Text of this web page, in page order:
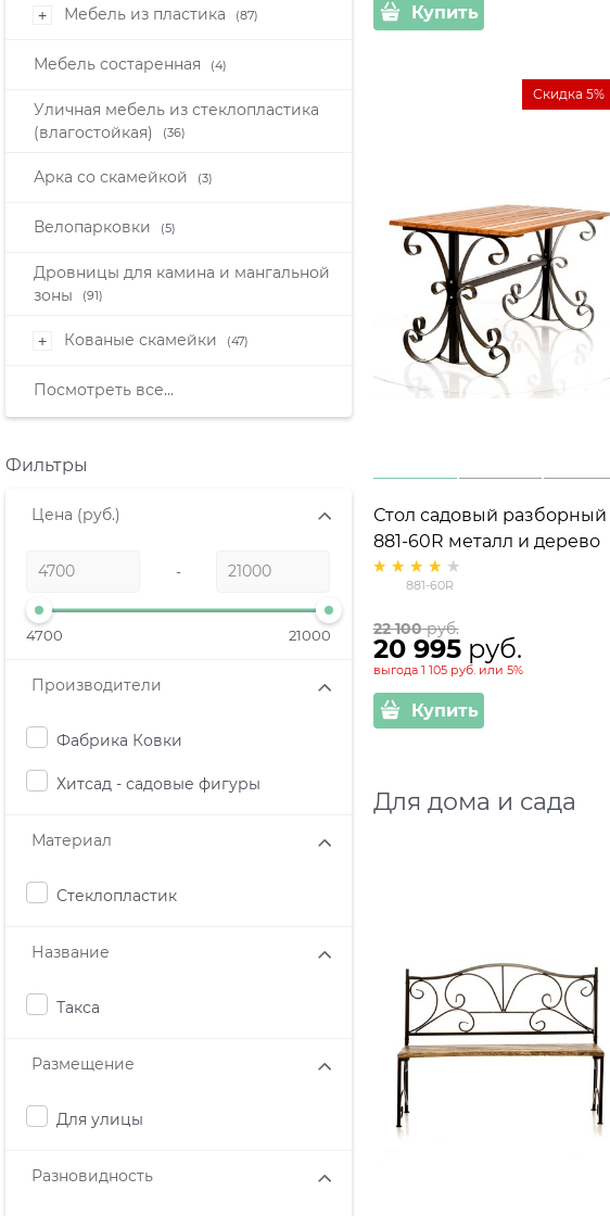
+ Мебель из пластика (87)
Мебель состаренная (4)
Уличная мебель из стеклопластика
(влагостойкая)
(36)
Арка со скамейкой (3)
Велопарковки (5)
Дровницы для камина и мангальной
зоны
(91)
+ Кованые скамейки (47)
Посмотреть все...
Фильтры
Цена (руб.)
-
4700 21000
Производители
Фабрика Ковки
Хитсад - садовые фигуры
Материал
Стеклопластик
Название
Такса
Размещение
Для улицы
Разновидность
Купить
Стол садовый разборный
881-60R металл и дерево
881-60R
Скидка 5%
22 100 руб.
20 995 руб.
выгода 1 105 руб.или 5%
Купить
Для дома и сада